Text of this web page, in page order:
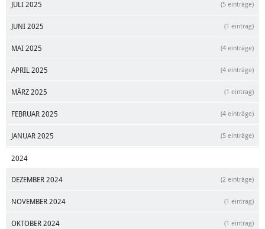
JULI 2025 (5 einträge)
JUNI 2025 (1 eintrag)
MAI 2025 (4 einträge)
APRIL 2025 (4 einträge)
MÄRZ 2025 (1 eintrag)
FEBRUAR 2025 (4 einträge)
JANUAR 2025 (5 einträge)
2024
DEZEMBER 2024 (2 einträge)
NOVEMBER 2024 (1 eintrag)
OKTOBER 2024 (1 eintrag)